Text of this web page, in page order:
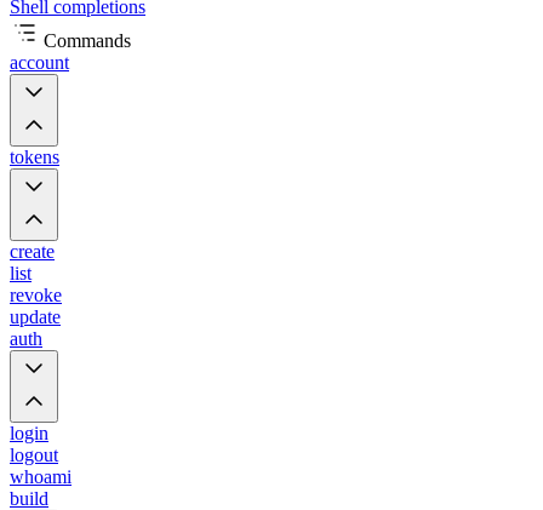
Shell completions
Commands
account
tokens
create
list
revoke
update
auth
login
logout
whoami
build